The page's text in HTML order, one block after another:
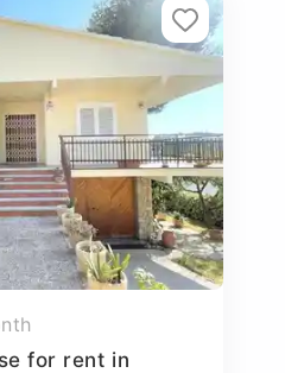
for rent in